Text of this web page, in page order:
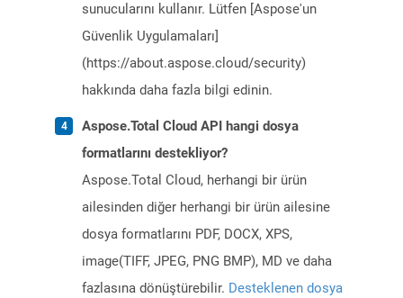
sunucularını kullanır. Lütfen [Aspose'un
Güvenlik Uygulamaları]
(https://about.aspose.cloud/security)
hakkında daha fazla bilgi edinin.
Aspose.Total Cloud API hangi dosya
formatlarını destekliyor?
Aspose.Total Cloud, herhangi bir ürün
ailesinden diğer herhangi bir ürün ailesine
dosya formatlarını PDF, DOCX, XPS,
image(TIFF, JPEG, PNG BMP), MD ve daha
fazlasına dönüştürebilir. Desteklenen dosya